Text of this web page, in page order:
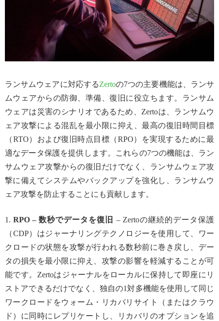
ランサムウェアに対応するZertoの7つの主要機能は、ランサ
ムウェアからの防御、準備、復旧に役立ちます。ランサム
ウェアは災害のシナリオであるため、Zertoは、ランサムウ
ェア攻撃による混乱を最小限に抑え、最高の復旧時間目標
（RTO）および復旧時点目標（RPO）を実現するために最
適なデータ保護を提供します。これらの7つの機能は、ラン
サムウェア攻撃からの復旧だけでなく、ランサムウェア攻
撃に備えてシステムやバックアップを強化し、ランサムウ
ェア攻撃を防止することにも貢献します。
1.RPO – 数秒でデータを復旧 – Zertoの継続的データ保護
（CDP）はジャーナリングテクノロジーを使用して、ワー
クロードの状態を攻撃が行われる数秒前に巻き戻し、デー
タの損失を最小限に抑え、攻撃の影響を軽減することが可
能です。Zertoはジャーナルをローカルに保持して即座にリ
ストアできるだけでなく、独自の1対多機能を使用して同じ
ワークロードをウォーム・リカバリサイト（またはクラウ
ド）に同時にレプリケートし、リカバリのオプションを追